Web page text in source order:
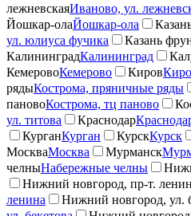
лежневскаяИваново, ул.
Йошкар-олаЙошкар-ола
ул. юлиуса фучика
Казань
КалининградКалининград
КемеровоКемерово Киров
рядыКострома, пряничные ряды
пановоКострома, тц паново
ул. титова
Краснодар
КурганКурган КурскКурск
МоскваМосква Мурманск
челныНабережные челны
Нижний новгород, пр-т.
ленина
Нижний новгород, ул.